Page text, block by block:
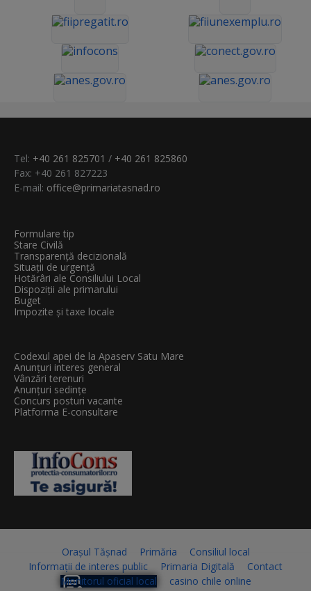
Tel: +40 261 825701 / +40 261 825860
Fax: +40 261 827223
E-mail: office@primariatasnad.ro
Formulare tip
Stare Civilă
Transparenţă decizională
Situații de urgență
Hotărâri ale Consiliului Local
Dispoziții ale primarului
Buget
Impozite și taxe locale
Codexul apei de la Apaserv Satu Mare
Anunțuri interes general
Vânzări terenuri
Anunțuri sedințe
Concurs posturi vacante
Platforma E-consultare
Orașul Tășnad Primăria
Consiliul local
Informații de interes public
Primaria Digitală
Contact
Monitorul oficial local
casino chile online